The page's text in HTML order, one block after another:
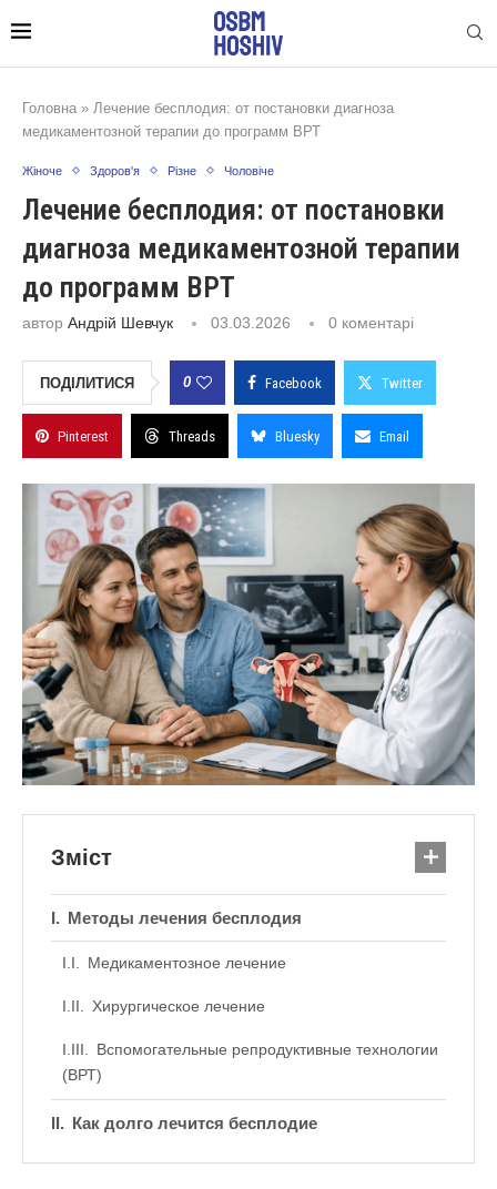
Головна » Лечение бесплодия: от постановки диагноза
медикаментозной терапии до программ ВРТ
Жіноче Здоров'я Різне Чоловіче
Лечение бесплодия: от постановки
диагноза медикаментозной терапии
до программ ВРТ
автор Андрій Шевчук 03.03.2026 0 коментарі
ПОДІЛИТИСЯ 0 Facebook Twitter
Pinterest Threads Bluesky Email
Зміст
Методы лечения бесплодия
Медикаментозное лечение
Хирургическое лечение
Вспомогательные репродуктивные технологии
(ВРТ)
Как долго лечится бесплодие